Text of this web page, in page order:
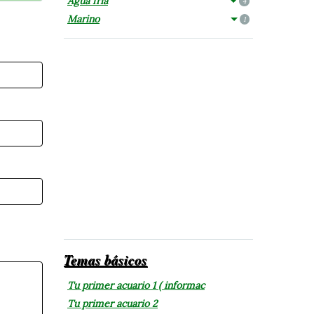
Marino 1
Temas básicos
Tu primer acuario 1 ( informac
Tu primer acuario 2